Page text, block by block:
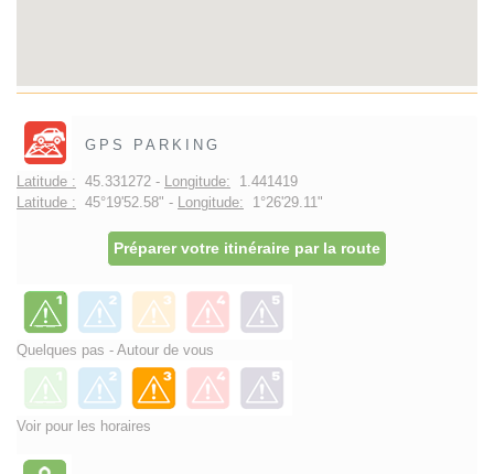
GPS PARKING
Latitude : 45.331272 - Longitude: 1.441419
Latitude : 45°19'52.58" - Longitude: 1°26'29.11"
Préparer votre itinéraire par la route
Quelques pas - Autour de vous
Voir pour les horaires